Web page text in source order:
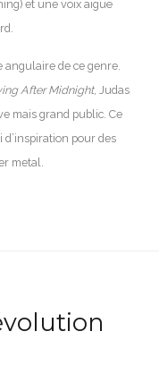
et une voix aiguë
de ce genre.
After Midnight, Judas
mais grand public. Ce
pour des
metal.